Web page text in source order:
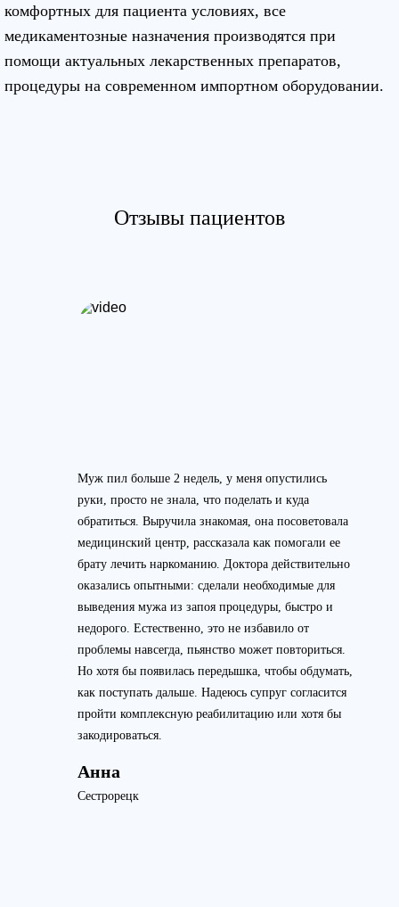
комфортных для пациента условиях, все
медикаментозные назначения производятся при
помощи актуальных лекарственных препаратов,
процедуры на современном импортном оборудовании.
Отзывы пациентов
Муж пил больше 2 недель, у меня опустились
руки, просто не знала, что поделать и куда
обратиться. Выручила знакомая, она посоветовала
медицинский центр, рассказала как помогали ее
брату лечить наркоманию. Доктора действительно
оказались опытными: сделали необходимые для
выведения мужа из запоя процедуры, быстро и
недорого. Естественно, это не избавило от
проблемы навсегда, пьянство может повториться.
Но хотя бы появилась передышка, чтобы обдумать,
как поступать дальше. Надеюсь супруг согласится
пройти комплексную реабилитацию или хотя бы
закодироваться.
Анна
Сестрорецк